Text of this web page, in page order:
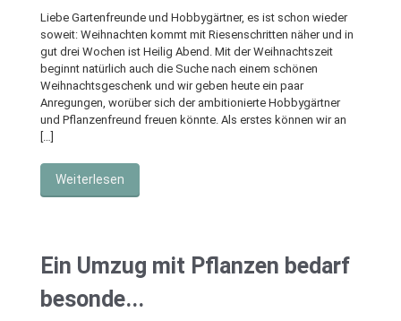
Liebe Gartenfreunde und Hobbygärtner, es ist schon wieder
soweit: Weihnachten kommt mit Riesenschritten näher und in
gut drei Wochen ist Heilig Abend. Mit der Weihnachtszeit
beginnt natürlich auch die Suche nach einem schönen
Weihnachtsgeschenk und wir geben heute ein paar
Anregungen, worüber sich der ambitionierte Hobbygärtner
und Pflanzenfreund freuen könnte. Als erstes können wir an
[…]
Weiterlesen
Ein Umzug mit Pflanzen bedarf
besonde...